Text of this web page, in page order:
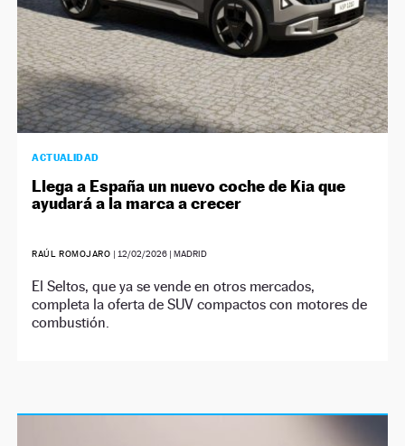
ACTUALIDAD
Llega a España un nuevo coche de Kia que
ayudará a la marca a crecer
RAÚL ROMOJARO | 12/02/2026| MADRID
El Seltos, que ya se vende en otros mercados,
completa la oferta de SUV compactos con motores de
combustión.